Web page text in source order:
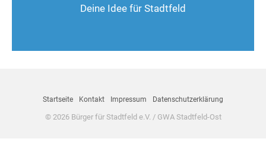
Deine Idee für Stadtfeld
Startseite Kontakt Impressum Datenschutzerklärung
© 2026 Bürger für Stadtfeld e.V. / GWA Stadtfeld-Ost